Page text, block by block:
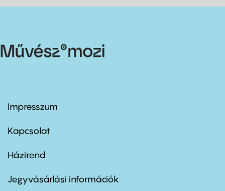
Footer
first
Impresszum
Kapcsolat
Footer
second
Házirend
Jegyvásárlási információk